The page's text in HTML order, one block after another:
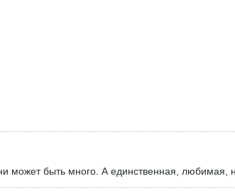
может быть много. А единственная, любимая,